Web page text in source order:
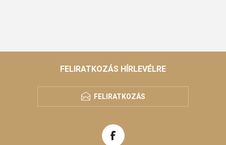
FELIRATKOZÁS HÍRLEVÉLRE
FELIRATKOZÁS